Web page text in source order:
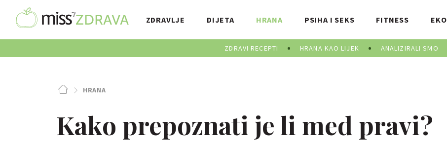
ZDRAVLJE DIJETA HRANA
ZDRAVI RECEPTI HRANA KAO LIJEK ANALIZIRALI SMO
PSIHA I SEKS FITNESS EKO
HRANA
Kako prepoznati je li med pravi?